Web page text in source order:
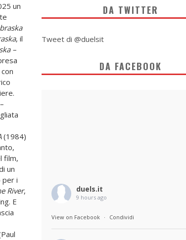
un
, il
–
(1984)
film,
un
per i
River,
E
DA TWITTER
Tweet di @duelsit
DA FACEBOOK
duels.it
9 hours ago
View on Facebook · Condividi